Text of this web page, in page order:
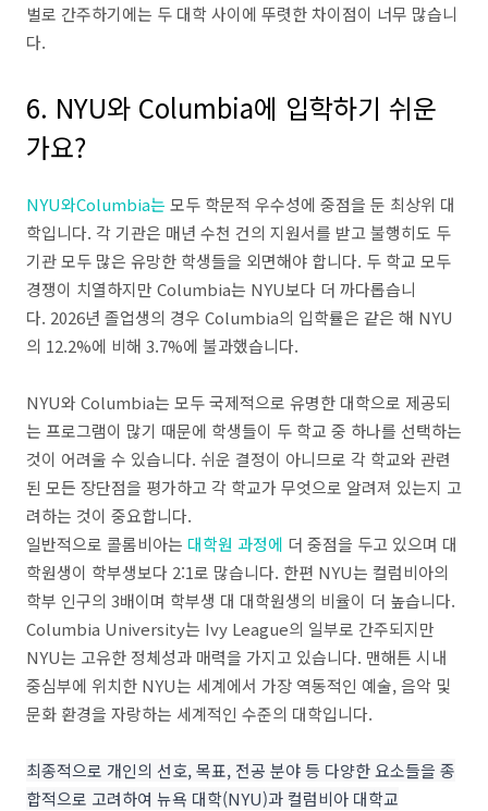
벌로 간주하기에는 두 대학 사이에 뚜렷한 차이점이 너무 많습니
다.
6. NYU와 Columbia에 입학하기 쉬운
가요?
NYU와Columbia는 모두 학문적 우수성에 중점을 둔 최상위 대
학입니다. 각 기관은 매년 수천 건의 지원서를 받고 불행히도 두
기관 모두 많은 유망한 학생들을 외면해야 합니다. 두 학교 모두
경쟁이 치열하지만 Columbia는 NYU보다 더 까다롭습니
다. 2026년 졸업생의 경우 Columbia의 입학률은 같은 해 NYU
의 12.2%에 비해 3.7%에 불과했습니다.
NYU와 Columbia는 모두 국제적으로 유명한 대학으로 제공되
는 프로그램이 많기 때문에 학생들이 두 학교 중 하나를 선택하는
것이 어려울 수 있습니다. 쉬운 결정이 아니므로 각 학교와 관련
된 모든 장단점을 평가하고 각 학교가 무엇으로 알려져 있는지 고
려하는 것이 중요합니다.
일반적으로 콜롬비아는 대학원 과정에 더 중점을 두고 있으며 대
학원생이 학부생보다 2:1로 많습니다. 한편 NYU는 컬럼비아의
학부 인구의 3배이며 학부생 대 대학원생의 비율이 더 높습니다.
Columbia University는 Ivy League의 일부로 간주되지만
NYU는 고유한 정체성과 매력을 가지고 있습니다. 맨해튼 시내
중심부에 위치한 NYU는 세계에서 가장 역동적인 예술, 음악 및
문화 환경을 자랑하는 세계적인 수준의 대학입니다.
최종적으로 개인의 선호, 목표, 전공 분야 등 다양한 요소들을 종
합적으로 고려하여 뉴욕 대학(NYU)과 컬럼비아 대학교